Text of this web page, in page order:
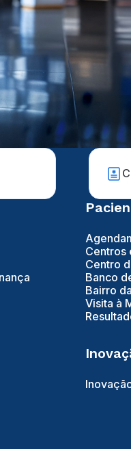
Centros
Centro
Banco
Bairro
Visita à